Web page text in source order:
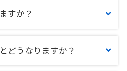
すか？
どうなりますか？